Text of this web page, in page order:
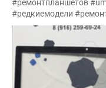
#ремонтпланшетов
#редкиемодели